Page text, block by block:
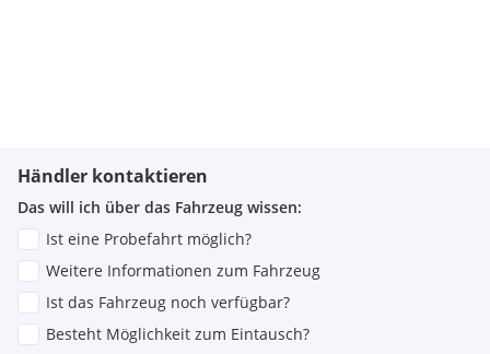
Händler kontaktieren
Das will ich über das Fahrzeug wissen:
Ist eine Probefahrt möglich?
Weitere Informationen zum Fahrzeug
Ist das Fahrzeug noch verfügbar?
Besteht Möglichkeit zum Eintausch?